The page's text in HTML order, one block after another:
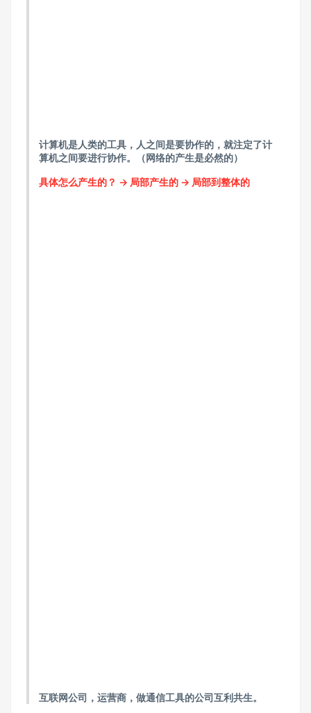
计算机是人类的工具，人之间是要协作的，就注定了计
算机之间要进行协作。（网络的产生是必然的）
具体怎么产生的？ -> 局部产生的 -> 局部到整体的
互联网公司，运营商，做通信工具的公司互利共生。